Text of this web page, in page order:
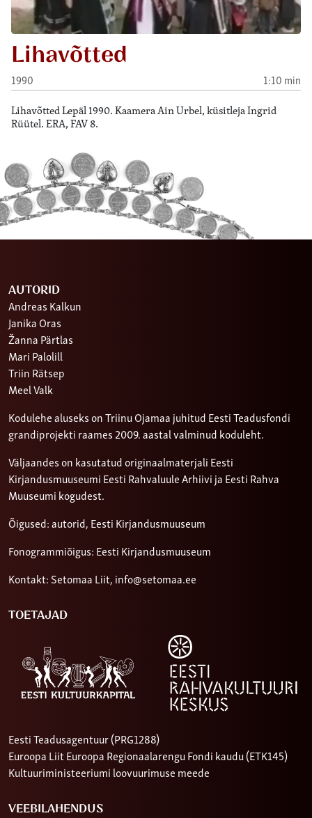
Lihavõtted
1990 1:10 min
Lihavõtted Lepäl 1990. Kaamera Ain Urbel, küsitleja Ingrid
Rüütel. ERA, FAV 8.
AUTORID
Andreas Kalkun
Janika Oras
Žanna Pärtlas
Mari Palolill
Triin Rätsep
Meel Valk
Kodulehe aluseks on Triinu Ojamaa juhitud Eesti Teadusfondi
grandiprojekti raames 2009. aastal valminud koduleht.
Väljaandes on kasutatud originaalmaterjali Eesti
Kirjandusmuuseumi Eesti Rahvaluule Arhiivi ja Eesti Rahva
Muuseumi kogudest.
Õigused: autorid, Eesti Kirjandusmuuseum
Fonogrammiõigus: Eesti Kirjandusmuuseum
Kontakt: Setomaa Liit, info@setomaa.ee
TOETAJAD
Eesti Teadusagentuur (PRG1288)
Euroopa Liit Euroopa Regionaalarengu Fondi kaudu (ETK145)
Kultuuriministeeriumi loovuurimuse meede
VEEBILAHENDUS